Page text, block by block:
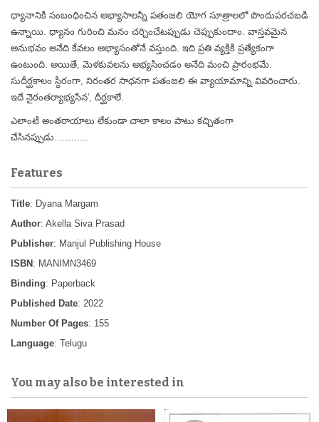
ధ్యానానికి సంబంధించిన అభ్యాసాలన్నీ పతంజలి యోగ సూత్రాలలో పొందుపరచబడి
ఉన్నాయి. ధ్యానం గురించి మనం చర్చించేటప్పుడు చెప్పుకుందాం. వాస్తవమైన
అనుభవం అనేది కేవలం అభ్యాసంతోనే వస్తుంది. ఇది ప్రతి వ్యక్తికి ప్రత్యేకంగా
ఉంటుంది. అయితే, మెళకువలను అభ్యసించడం అనేది మంచి ప్రారంభమే.
సుదీర్ఘకాలం స్థిరంగా, నిరంతర సాధనగా పతంజలి ఈ వ్యాయామాన్ని వివరించారు.
ఇదే నైరంతర్యాభ్యసేన', దీర్ఘకాలే.
ఎలాంటి అంతరాయాలు లేకుండా చాలా కాలం పాటు కచ్చితంగా
చేసినప్పుడు............
Features
Title: Dyana Margam
Author: Akella Siva Prasad
Publisher: Manjul Publishing House
ISBN : MANIMN3469
Binding: Paperback
Published Date: 2022
Number Of Pages: 155
Language: Telugu
You may also be interested in